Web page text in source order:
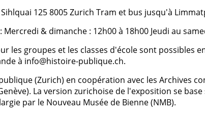
125 8005 Zurich Tram et bus jusqu'à
& dimanche : 12h00 à 18h00 Jeudi au
les groupes et les classes d'école sont possibles
à info@histoire-publique.ch.
(Zurich) en coopération avec les Archives
La version zurichoise de l'exposition se
par le Nouveau Musée de Bienne (NMB).